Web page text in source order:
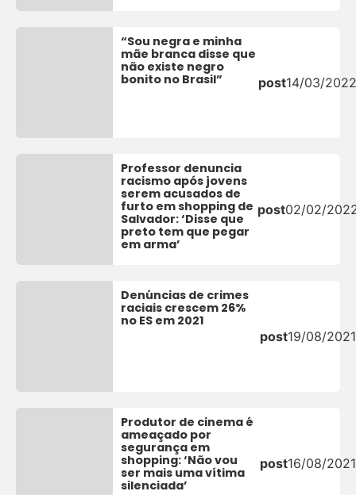
“Sou negra e minha
mãe branca disse que
não existe negro
bonito no Brasil”
post14/03/
Professor denuncia
racismo após jovens
serem acusados de
furto em shopping de
Salvador: ‘Disse que
preto tem que pegar
em arma’
post02/02/
Denúncias de crimes
raciais crescem 26%
no ES em 2021
post19/08/2021
Produtor de cinema é
ameaçado por
segurança em
shopping: ‘Não vou
ser mais uma vítima
silenciada’
post16/08/2021